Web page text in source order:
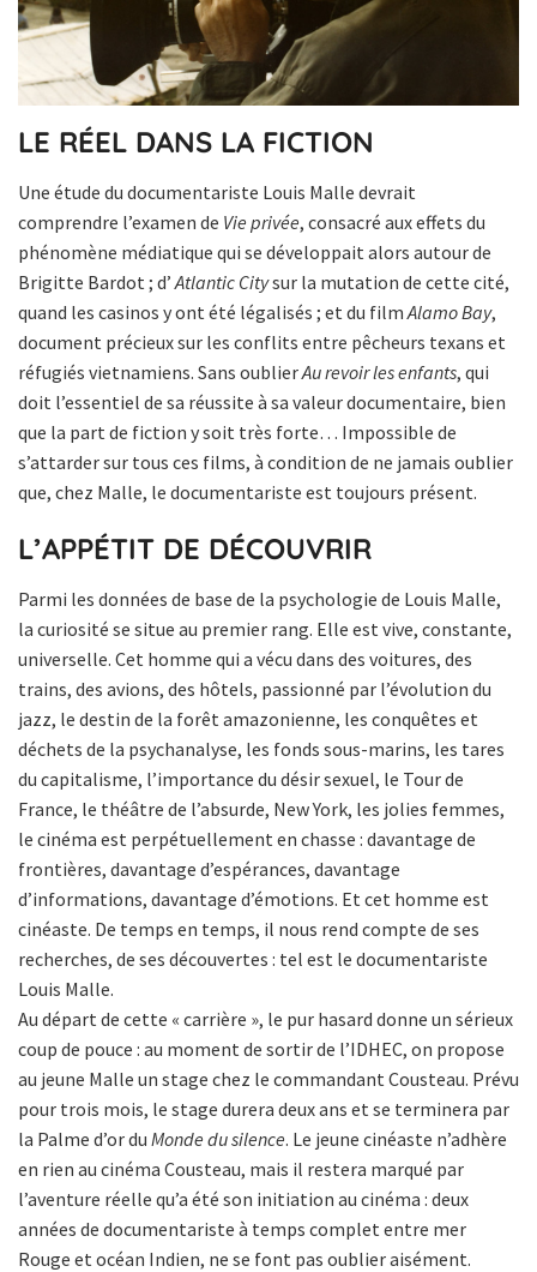
LE RÉEL DANS LA FICTION
Une étude du documentariste Louis Malle devrait
comprendre l’examen de Vie privée, consacré aux effets du
phénomène médiatique qui se développait alors autour de
Brigitte Bardot ; d’ Atlantic Citysur la mutation de cette cité,
quand les casinos y ont été légalisés ; et du film Alamo Bay,
document précieux sur les conflits entre pêcheurs texans et
réfugiés vietnamiens. Sans oublierAu revoir les enfants, qui
doit l’essentiel de sa réussite à sa valeur documentaire, bien
que la part de fiction y soit très forte… Impossible de
s’attarder sur tous ces films, à condition de ne jamais oublier
que, chez Malle, le documentariste est toujours présent.
L’APPÉTIT DE DÉCOUVRIR
Parmi les données de base de la psychologie de Louis Malle,
la curiosité se situe au premier rang. Elle est vive, constante,
universelle. Cet homme qui a vécu dans des voitures, des
trains, des avions, des hôtels, passionné par l’évolution du
jazz, le destin de la forêt amazonienne, les conquêtes et
déchets de la psychanalyse, les fonds sous-marins, les tares
du capitalisme, l’importance du désir sexuel, le Tour de
France, le théâtre de l’absurde, New York, les jolies femmes,
le cinéma est perpétuellement en chasse : davantage de
frontières, davantage d’espérances, davantage
d’informations, davantage d’émotions. Et cet homme est
cinéaste. De temps en temps, il nous rend compte de ses
recherches, de ses découvertes : tel est le documentariste
Louis Malle.
Au départ de cette « carrière », le pur hasard donne un sérieux
coup de pouce : au moment de sortir de l’IDHEC, on propose
au jeune Malle un stage chez le commandant Cousteau. Prévu
pour trois mois, le stage durera deux ans et se terminera par
la Palme d’or du Monde du silence. Le jeune cinéaste n’adhère
en rien au cinéma Cousteau, mais il restera marqué par
l’aventure réelle qu’a été son initiation au cinéma : deux
années de documentariste à temps complet entre mer
Rouge et océan Indien, ne se font pas oublier aisément.